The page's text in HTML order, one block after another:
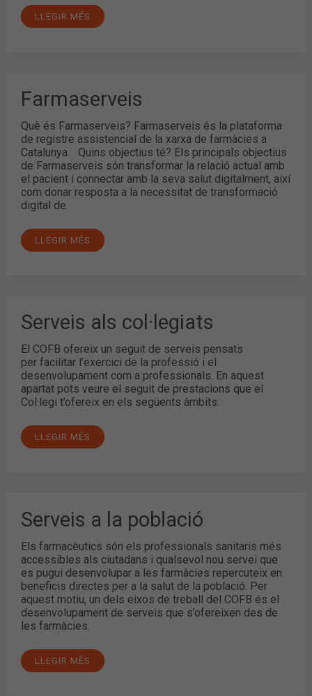
LLEGIR MÉS
Farmaserveis
Què és Farmaserveis? Farmaserveis és la plataforma
de registre assistencial de la xarxa de farmàcies a
Catalunya. Quins objectius té? Els principals objectius
de Farmaserveis són transformar la relació actual amb
el pacient i connectar amb la seva salut digitalment, així
com donar resposta a la necessitat de transformació
digital de
LLEGIR MÉS
Serveis als col·legiats
El COFB ofereix un seguit de serveis pensats
per facilitar l’exercici de la professió i el
desenvolupament com a professionals. En aquest
apartat pots veure el seguit de prestacions que el
Col·legi t’ofereix en els següents àmbits:
SERVEIS
ALS
COL·LEGIATS
LLEGIR MÉS
Serveis a la població
Els farmacèutics són els professionals sanitaris més
accessibles als ciutadans i qualsevol nou servei que
es pugui desenvolupar a les farmàcies repercuteix en
beneficis directes per a la salut de la població. Per
aquest motiu, un dels eixos de treball del COFB és el
desenvolupament de serveis que s’ofereixen des de
les farmàcies.
SERVEIS
A
LA
POBLACIÓ
LLEGIR MÉS